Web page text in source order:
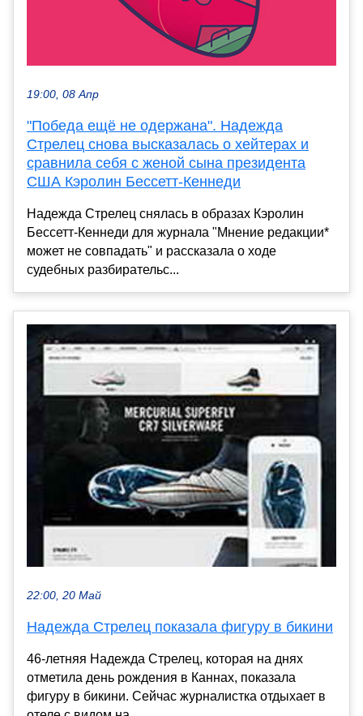
19:00, 08 Апр
"Победа ещё не одержана". Надежда
Стрелец снова высказалась о хейтерах и
сравнила себя с женой сына президента
США Кэролин Бессетт-Кеннеди
Надежда Стрелец снялась в образах Кэролин
Бессетт-Кеннеди для журнала "Мнение редакции*
может не совпадать" и рассказала о ходе
судебных разбирательс...
22:00, 20 Май
Надежда Стрелец показала фигуру в бикини
46-летняя Надежда Стрелец, которая на днях
отметила день рождения в Каннах, показала
фигуру в бикини. Сейчас журналистка отдыхает в